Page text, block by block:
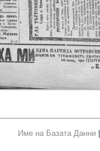
Име на Базата Данни